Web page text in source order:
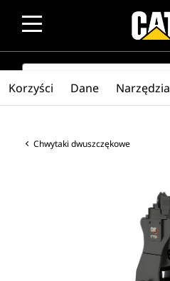
SEARCH
Chwytaki dwuszczękowe
Korzyści Dane Narzędzia